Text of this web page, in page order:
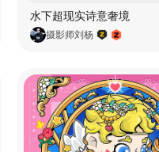
水下超现实诗意奢境
摄影师刘杨